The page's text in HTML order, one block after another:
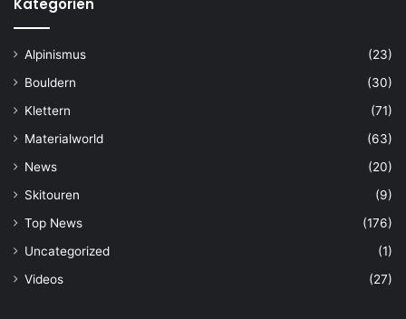
Kategorien
Alpinismus
(23)
Bouldern
(30)
Klettern
(71)
Materialworld
(63)
News
(20)
Skitouren
(9)
Top News
(176)
Uncategorized
(1)
Videos
(27)